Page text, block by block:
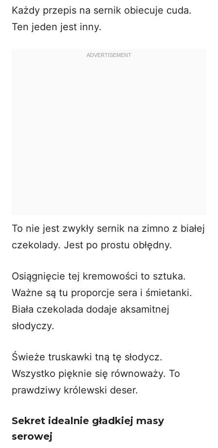
Każdy przepis na sernik obiecuje cuda.
Ten jeden jest inny.
To nie jest zwykły sernik na zimno z białej
czekolady. Jest po prostu obłędny.
Osiągnięcie tej kremowości to sztuka.
Ważne są tu proporcje sera i śmietanki.
Biała czekolada dodaje aksamitnej
słodyczy.
Świeże truskawki tną tę słodycz.
Wszystko pięknie się równoważy. To
prawdziwy królewski deser.
Sekret idealnie gładkiej masy
serowej